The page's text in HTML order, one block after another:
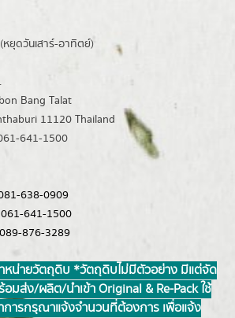
ยุดวันเสาร์-อาทิตย์)
Bang Talat
11120 Thailand
641-1500
638-0909
061-641-1500
089-876-3289
หน่ายวัตถุดิบ *วัตถุดิบไม่มีตัวอย่าง มีแต่จัด
ส่ง/ผลิต/นำเข้า Original & Re-Pack ใช้
การ กรุณาแจ้งจำนวนที่ต้องการ เพื่อแจ้ง